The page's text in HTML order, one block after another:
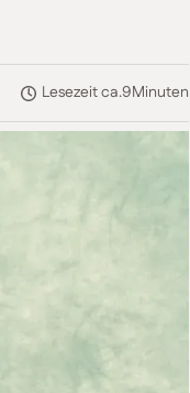
Lesezeit ca.9Minuten